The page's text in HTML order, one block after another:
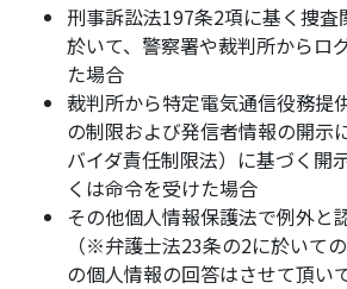
刑事訴訟法197条2項に基く捜査
於いて、警察署や裁判所からロ
た場合
裁判所から特定電気通信役務提
の制限および発信者情報の開示
バイダ責任制限法）に基づく開
くは命令を受けた場合
その他個人情報保護法で例外と
（※弁護士法23条の2に於いて
の個人情報の回答はさせて頂い